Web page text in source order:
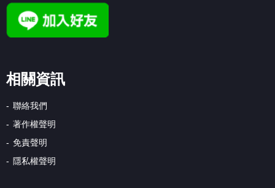
相關資訊
聯絡我們
著作權聲明
免責聲明
隱私權聲明